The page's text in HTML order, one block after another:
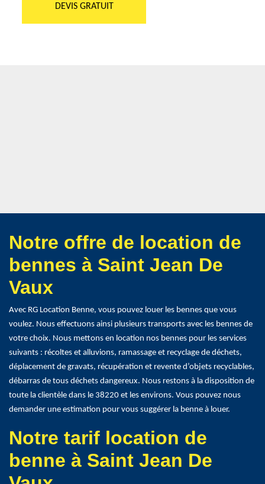
DEVIS GRATUIT
Notre offre de location de
bennes à Saint Jean De
Vaux
Avec RG Location Benne, vous pouvez louer les bennes que vous
voulez. Nous effectuons ainsi plusieurs transports avec les bennes de
votre choix. Nous mettons en location nos bennes pour les services
suivants : récoltes et alluvions, ramassage et recyclage de déchets,
déplacement de gravats, récupération et revente d’objets recyclables,
débarras de tous déchets dangereux. Nous restons à la disposition de
toute la clientèle dans le 38220 et les environs. Vous pouvez nous
demander une estimation pour vous suggérer la benne à louer.
Notre tarif location de
benne à Saint Jean De